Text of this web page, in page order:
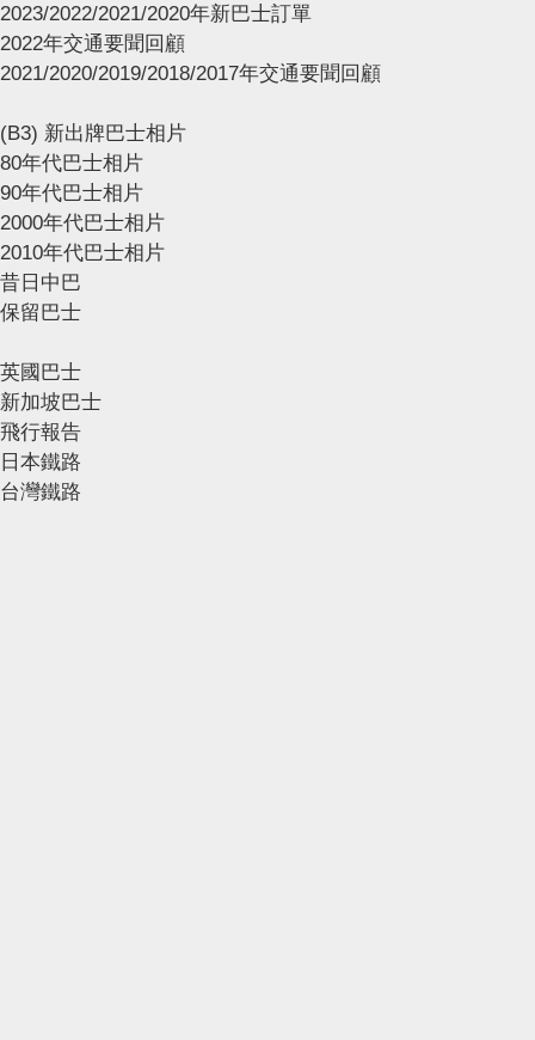
2023/2022/2021/2020年新巴士訂單
2022年交通要聞回顧
2021/2020/2019/2018/2017年交通要聞回顧
(B3) 新出牌巴士相片
80年代巴士相片
90年代巴士相片
2000年代巴士相片
2010年代巴士相片
昔日中巴
保留巴士
英國巴士
新加坡巴士
飛行報告
日本鐵路
台灣鐵路